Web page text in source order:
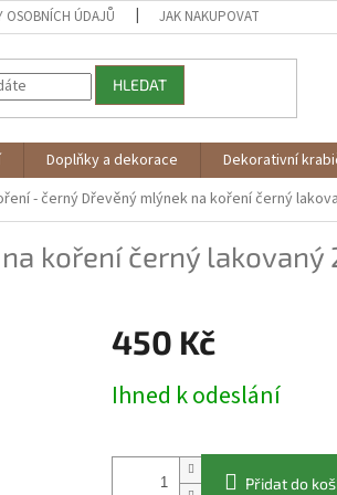
OSOBNÍCH ÚDAJŮ JAK NAKUPOVAT
HLEDAT
Doplňky a dekorace Dekorativní
- černýDřevěný mlýnek na koření černý
koření černý lakovaný
450 Kč
cena:
Ihned k odeslání
Přidat do